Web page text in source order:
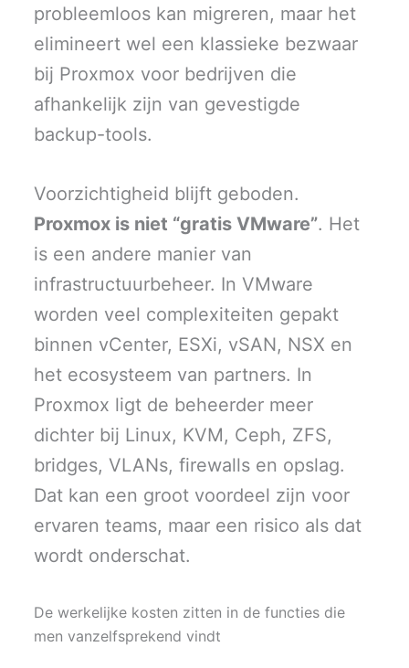
probleemloos kan migreren, maar het
elimineert wel een klassieke bezwaar
bij Proxmox voor bedrijven die
afhankelijk zijn van gevestigde
backup-tools.
Voorzichtigheid blijft geboden.
Proxmox is niet “gratis VMware”. Het
is een andere manier van
infrastructuurbeheer. In VMware
worden veel complexiteiten gepakt
binnen vCenter, ESXi, vSAN, NSX en
het ecosysteem van partners. In
Proxmox ligt de beheerder meer
dichter bij Linux, KVM, Ceph, ZFS,
bridges, VLANs, firewalls en opslag.
Dat kan een groot voordeel zijn voor
ervaren teams, maar een risico als dat
wordt onderschat.
De werkelijke kosten zitten in de functies die
men vanzelfsprekend vindt